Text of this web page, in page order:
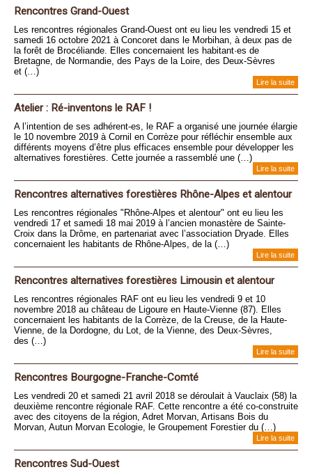
Rencontres Grand-Ouest
Les rencontres régionales Grand-Ouest ont eu lieu les vendredi 15 et
samedi 16 octobre 2021 à Concoret dans le Morbihan, à deux pas de
la forêt de Brocéliande. Elles concernaient les habitant·es de
Bretagne, de Normandie, des Pays de la Loire, des Deux-Sèvres
et (…)
Lire la suite
Atelier : Ré-inventons le RAF !
A l’intention de ses adhérent-es, le RAF a organisé une journée élargie
le 10 novembre 2019 à Cornil en Corrèze pour réfléchir ensemble aux
différents moyens d’être plus efficaces ensemble pour développer les
alternatives forestières. Cette journée a rassemblé une (…)
Lire la suite
Rencontres alternatives forestières Rhône-Alpes et alentour
Les rencontres régionales "Rhône-Alpes et alentour" ont eu lieu les
vendredi 17 et samedi 18 mai 2019 à l’ancien monastère de Sainte-
Croix dans la Drôme, en partenariat avec l’association Dryade. Elles
concernaient les habitants de Rhône-Alpes, de la (…)
Lire la suite
Rencontres alternatives forestières Limousin et alentour
Les rencontres régionales RAF ont eu lieu les vendredi 9 et 10
novembre 2018 au château de Ligoure en Haute-Vienne (87). Elles
concernaient les habitants de la Corrèze, de la Creuse, de la Haute-
Vienne, de la Dordogne, du Lot, de la Vienne, des Deux-Sèvres,
des (…)
Lire la suite
Rencontres Bourgogne-Franche-Comté
Les vendredi 20 et samedi 21 avril 2018 se déroulait à Vauclaix (58) la
deuxième rencontre régionale RAF. Cette rencontre a été co-construite
avec des citoyens de la région, Adret Morvan, Artisans Bois du
Morvan, Autun Morvan Ecologie, le Groupement Forestier du (…)
Lire la suite
Rencontres Sud-Ouest